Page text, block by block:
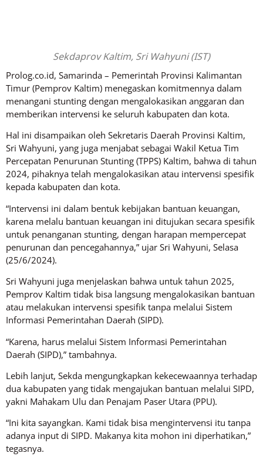
Sekdaprov Kaltim, Sri Wahyuni (IST)
Prolog.co.id, Samarinda – Pemerintah Provinsi Kalimantan
Timur (Pemprov Kaltim) menegaskan komitmennya dalam
menangani stunting dengan mengalokasikan anggaran dan
memberikan intervensi ke seluruh kabupaten dan kota.
Hal ini disampaikan oleh Sekretaris Daerah Provinsi Kaltim,
Sri Wahyuni, yang juga menjabat sebagai Wakil Ketua Tim
Percepatan Penurunan Stunting (TPPS) Kaltim, bahwa di tahun
2024, pihaknya telah mengalokasikan atau intervensi spesifik
kepada kabupaten dan kota.
“Intervensi ini dalam bentuk kebijakan bantuan keuangan,
karena melalu bantuan keuangan ini ditujukan secara spesifik
untuk penanganan stunting, dengan harapan mempercepat
penurunan dan pencegahannya,” ujar Sri Wahyuni, Selasa
(25/6/2024).
Sri Wahyuni juga menjelaskan bahwa untuk tahun 2025,
Pemprov Kaltim tidak bisa langsung mengalokasikan bantuan
atau melakukan intervensi spesifik tanpa melalui Sistem
Informasi Pemerintahan Daerah (SIPD).
“Karena, harus melalui Sistem Informasi Pemerintahan
Daerah (SIPD),” tambahnya.
Lebih lanjut, Sekda mengungkapkan kekecewaannya terhadap
dua kabupaten yang tidak mengajukan bantuan melalui SIPD,
yakni Mahakam Ulu dan Penajam Paser Utara (PPU).
“Ini kita sayangkan. Kami tidak bisa mengintervensi itu tanpa
adanya input di SIPD. Makanya kita mohon ini diperhatikan,”
tegasnya.